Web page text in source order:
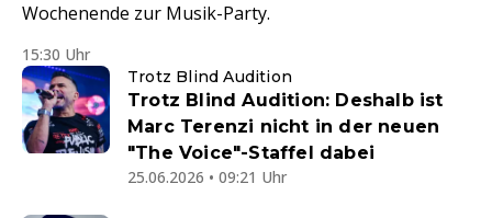
Wochenende zur Musik-Party.
15:30 Uhr
Trotz Blind Audition
Trotz Blind Audition: Deshalb ist
Marc Terenzi nicht in der neuen
"The Voice"-Staffel dabei
25.06.2026 • 09:21 Uhr